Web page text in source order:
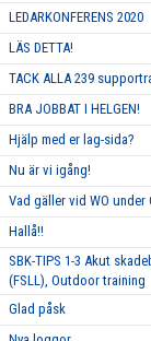
LEDARKONFERENS 2020
LÄS DETTA!
TACK ALLA 239
BRA JOBBAT I HELGEN!
Hjälp med er lag-sida?
Nu är vi igång!
Vad gäller vid WO under
Hallå!!
SBK-TIPS 1-3 Akut
(FSLL), Outdoor training
Glad påsk